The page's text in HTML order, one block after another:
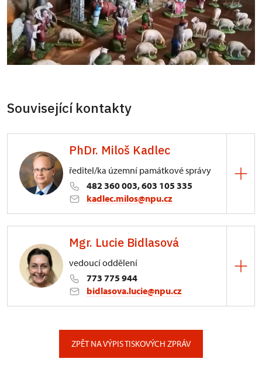
Související kontakty
PhDr. Miloš Kadlec
ředitel/ka územní památkové správy
482 360 003, 603 105 335
kadlec.milos@npu.cz
3/, Sychrov 3
Mgr. Lucie Bidlasová
vedoucí oddělení
773 775 944
bidlasova.lucie@npu.cz
ZPĚT NA VÝPIS TISKOVÝCH ZPRÁV